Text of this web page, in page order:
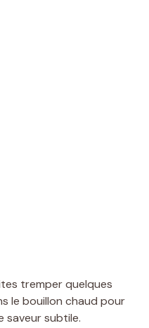
tremper quelques
le bouillon chaud pour
saveur subtile.